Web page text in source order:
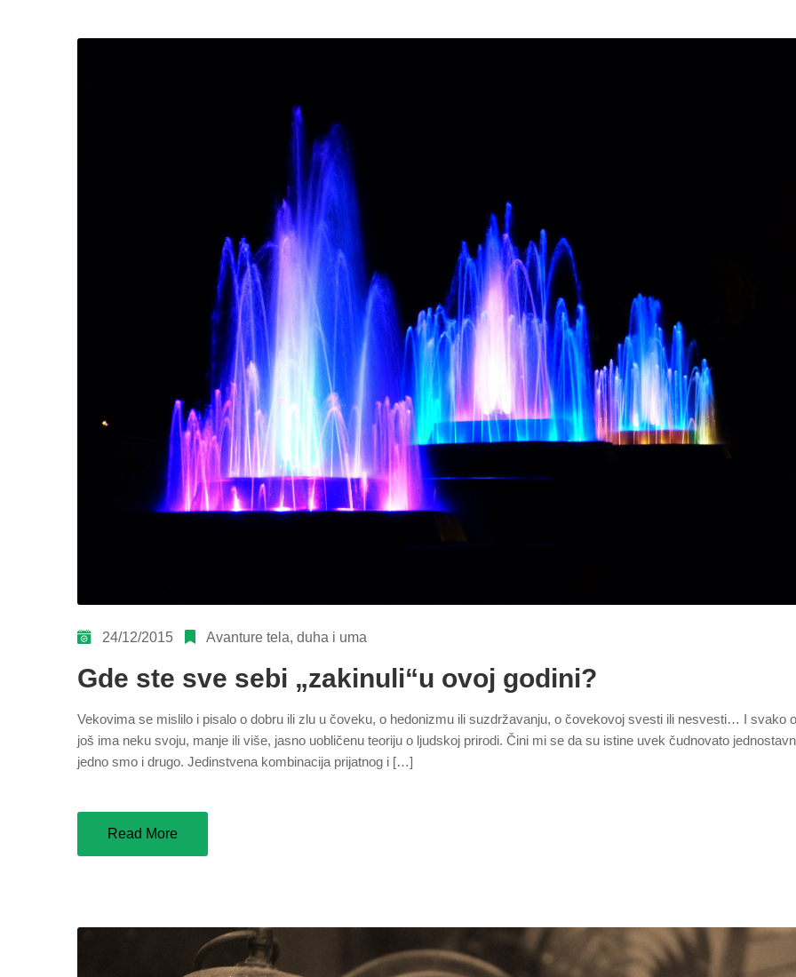
24/12/2015 Avanture tela, duha i uma
Gde ste sve sebi „zakinuli“u ovoj godini?
Vekovima se mislilo i pisalo o dobru ili zlu u čoveku, o hedonizmu ili suzdržavanju, o čovekovoj svesti ili nesvesti… I svako
još ima neku svoju, manje ili više, jasno uobličenu teoriju o ljudskoj prirodi. Čini mi se da su istine uvek čudnovato
jedno smo i drugo. Jedinstvena kombinacija prijatnog i […]
Read More